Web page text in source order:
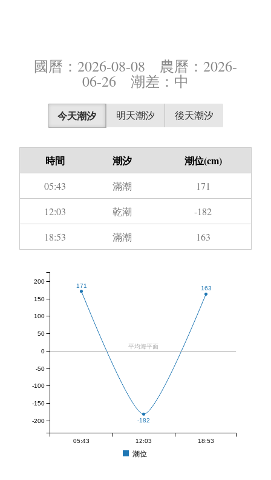
國曆：2026-08-08 農曆：2026-
06-26 潮差：中
今天潮汐 明天潮汐 後天潮汐
時間 潮汐 潮位(cm)
05:43 滿潮
171
12:03
乾潮
-182
18:53
滿潮 163
171
-182
163
平均海平面
05:43 12:03 18:53
-200
-150
-100
-50
0
50
100
150
200
潮位